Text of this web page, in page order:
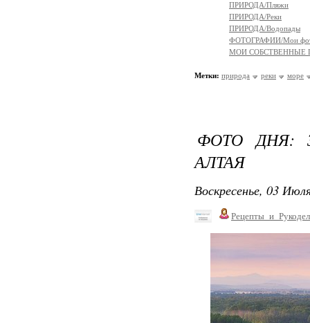
ПРИРОДА/Пляжи
ПРИРОДА/Реки
ПРИРОДА/Водопады
ФОТОГРАФИИ/Мои
МОИ СОБСТВЕННЫЕ
Метки: природа реки море
ФОТО ДНЯ:
АЛТАЯ
Воскресенье, 03